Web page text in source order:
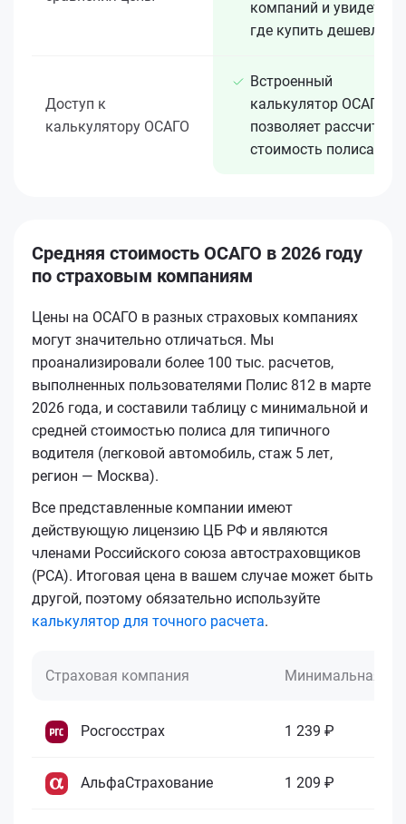
компаний и увидеть,
где купить дешевле
Доступ к
калькулятору ОСАГО
Встроенный
калькулятор ОСАГО
позволяет рассчитать
стоимость полиса
Средняя стоимость ОСАГО в 2026 году
по страховым компаниям
Цены на ОСАГО в разных страховых компаниях
могут значительно отличаться. Мы
проанализировали более 100 тыс. расчетов,
выполненных пользователями Полис 812 в марте
2026 года, и составили таблицу с минимальной и
средней стоимостью полиса для типичного
водителя (легковой автомобиль, стаж 5 лет,
регион — Москва).
Все представленные компании имеют
действующую лицензию ЦБ РФ и являются
членами Российского союза автостраховщиков
(РСА). Итоговая цена в вашем случае может быть
другой, поэтому обязательно используйте
калькулятор для точного расчета.
Страховая компания Минимальная
Росгосстрах 1 239 ₽
АльфаСтрахование 1 209 ₽